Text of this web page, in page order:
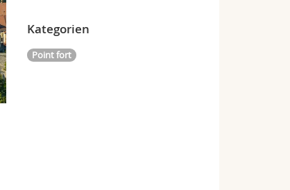
Kategorien
Point fort